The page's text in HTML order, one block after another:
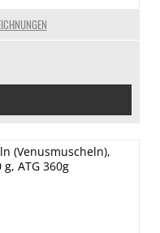
(Venusmuscheln),
ATG 360g